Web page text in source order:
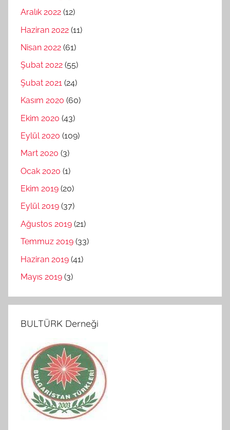
Aralık 2022 (12)
Haziran 2022 (11)
Nisan 2022 (61)
Şubat 2022 (55)
Şubat 2021 (24)
Kasım 2020 (60)
Ekim 2020 (43)
Eylül 2020 (109)
Mart 2020 (3)
Ocak 2020 (1)
Ekim 2019 (20)
Eylül 2019 (37)
Ağustos 2019 (21)
Temmuz 2019 (33)
Haziran 2019 (41)
Mayıs 2019 (3)
BULTÜRK Derneği